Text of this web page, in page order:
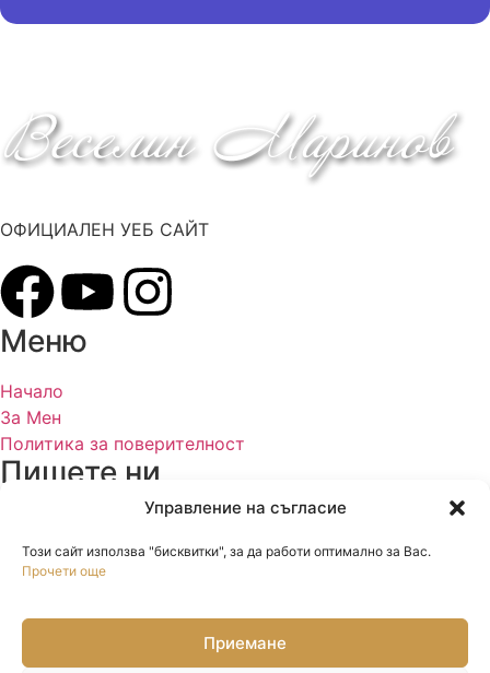
Управление на съгласие
Този сайт използва "бисквитки", за да работи оптимално за Вас.
Прочети още
Приемане
ОФИЦИАЛЕН УЕБ САЙТ
Меню
Начало
За Мен
Политика за поверителност
Пишете ни
mail@veselinmarinov.com